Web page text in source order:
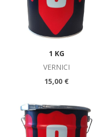
1 KG
VERNICI
15,00 €